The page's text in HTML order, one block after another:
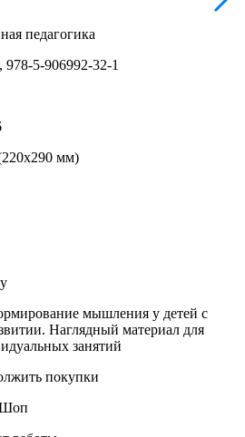
педагогика
5-906992-32-1
мм)
мышления у детей с
Наглядный материал для
занятий
покупки
Шоп